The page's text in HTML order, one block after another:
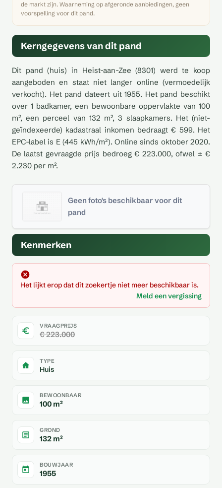
de markt zijn. Waarneming op afgeronde aanbiedingen, geen
voorspelling voor dit pand.
Kerngegevens van dit pand
Dit pand (huis) in Heist-aan-Zee (8301) werd te koop
aangeboden en staat niet langer online (vermoedelijk
verkocht). Het pand dateert uit 1955. Het pand beschikt
over 1 badkamer, een bewoonbare oppervlakte van 100
m², een perceel van 132 m², 3 slaapkamers. Het (niet-
geïndexeerde) kadastraal inkomen bedraagt € 599. Het
EPC-label is E (445 kWh/m²). Online sinds oktober 2020.
De laatst gevraagde prijs bedroeg € 223.000, ofwel ± €
2.230 per m².
Geen foto's beschikbaar voor dit
pand
Kenmerken
Het lijkt erop dat dit zoekertje niet meer beschikbaar is.
Meld een vergissing
VRAAGPRIJS
€ 223.000
TYPE
Huis
BEWOONBAAR
100 m²
GROND
132 m²
BOUWJAAR
1955